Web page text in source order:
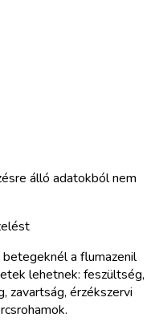
álló adatokból nem
a flumazenil
lehetnek: feszültség,
zavartság, érzékszervi